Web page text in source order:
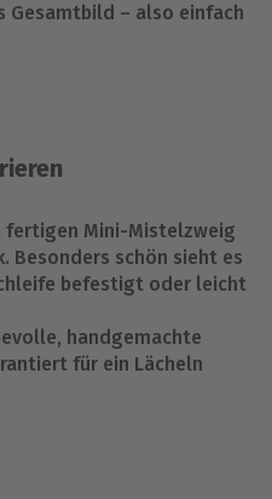
Gesamtbild – also einfach
fertigen Mini-Mistelzweig
Besonders schön sieht es
befestigt oder leicht
handgemachte
für ein Lächeln